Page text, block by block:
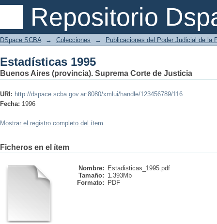
Repositorio
Estadísticas 1995
DSpace SCBA → Colecciones → Publicaciones del Poder Judicial de la
Estadísticas 1995
Buenos Aires (provincia). Suprema Corte de Justicia
URI: http://dspace.scba.gov.ar:8080/xmlui/handle/123456789/116
Fecha: 1996
Mostrar el registro completo del ítem
Ficheros en el ítem
Nombre:
Estadisticas_1995.pdf
Tamaño: 1.393Mb
Formato:
PDF